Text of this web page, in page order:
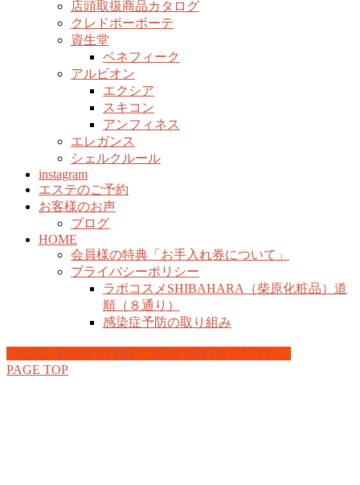
店頭取扱商品カタログ
クレドポーボーテ
資生堂
ベネフィーク
アルビオン
エクシア
スキコン
アンフィネス
エレガンス
シェルクルール
instagram
エステのご予約
お客様のお声
ブログ
HOME
会員様の特典「お手入れ券について」
プライバシーポリシー
ラボコスメSHIBAHARA（柴原化粧品）道
順（８通り）
感染症予防の取り組み
お問い合わせ お気軽にお問い合わせください。
PAGE TOP